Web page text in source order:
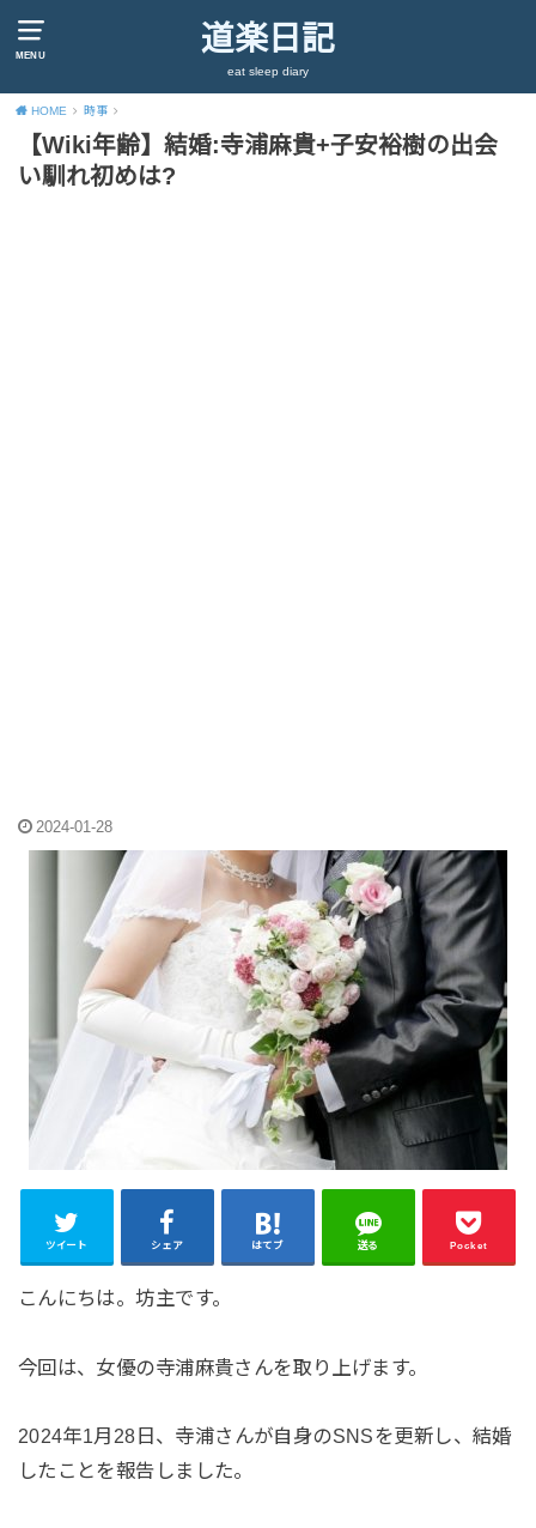
MENU 道楽日記
eat sleep diary
HOME 時事
【Wiki年齢】結婚:寺浦麻貴+子安裕樹の出会
い馴れ初めは?
2024-01-28
ツイート シェア はてブ 送る Pocket
こんにちは。坊主です。
今回は、女優の寺浦麻貴さんを取り上げます。
2024年1月28日、寺浦さんが自身のSNSを更新し、結婚
したことを報告しました。